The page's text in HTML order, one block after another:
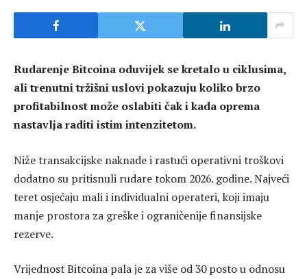
Rudarenje Bitcoina oduvijek se kretalo u ciklusima,
ali trenutni tržišni uslovi pokazuju koliko brzo
profitabilnost može oslabiti čak i kada oprema
nastavlja raditi istim intenzitetom.
Niže transakcijske naknade i rastući operativni troškovi
dodatno su pritisnuli rudare tokom 2026. godine. Najveći
teret osjećaju mali i individualni operateri, koji imaju
manje prostora za greške i ograničenije finansijske
rezerve.
Vrijednost Bitcoina pala je za više od 30 posto u odnosu